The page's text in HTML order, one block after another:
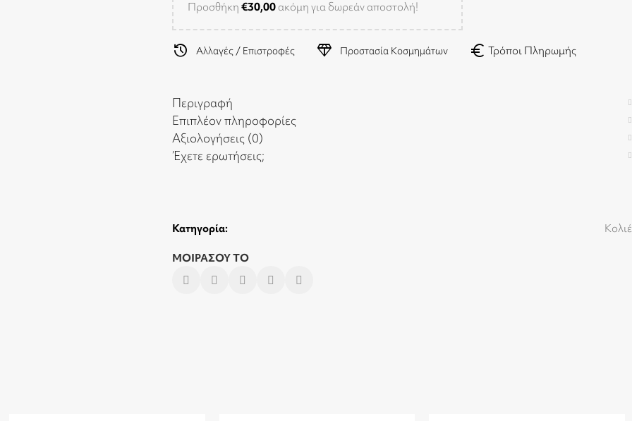
Προσθήκη €30,00 ακόμη για δωρεάν αποστολή!
history Αλλαγές / Επιστροφές diamond Προστασία Κοσμημάτων euro Τρόποι Πληρωμής
Περιγραφή
Επιπλέον πληροφορίες
Αξιολογήσεις (0)
Έχετε ερωτήσεις;
Κατηγορία: Κολιέ
ΜΟΙΡΑΣΟΥ ΤΟ